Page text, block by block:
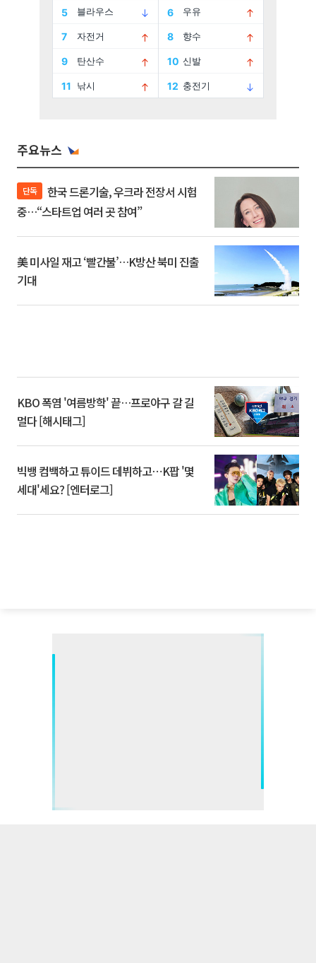
주요뉴스
단독
중…“스타트업 여러 곳 참여”
美 미사일 재고 ‘빨간불’…K방산 북미 진출
기대
KBO 폭염 '여름방학' 끝…프로야구 갈 길
멀다 [해시태그]
빅뱅 컴백하고 튜이드 데뷔하고⋯K팝 '몇
세대'세요? [엔터로그]